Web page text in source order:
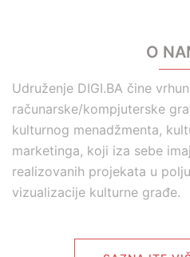
O
Udruženje DIGI.BA čine
računarske/kompjuterske
kulturnog menadžmenta,
marketinga, koji iza sebe
realizovanih projekata u
vizualizacije kulturne građe.